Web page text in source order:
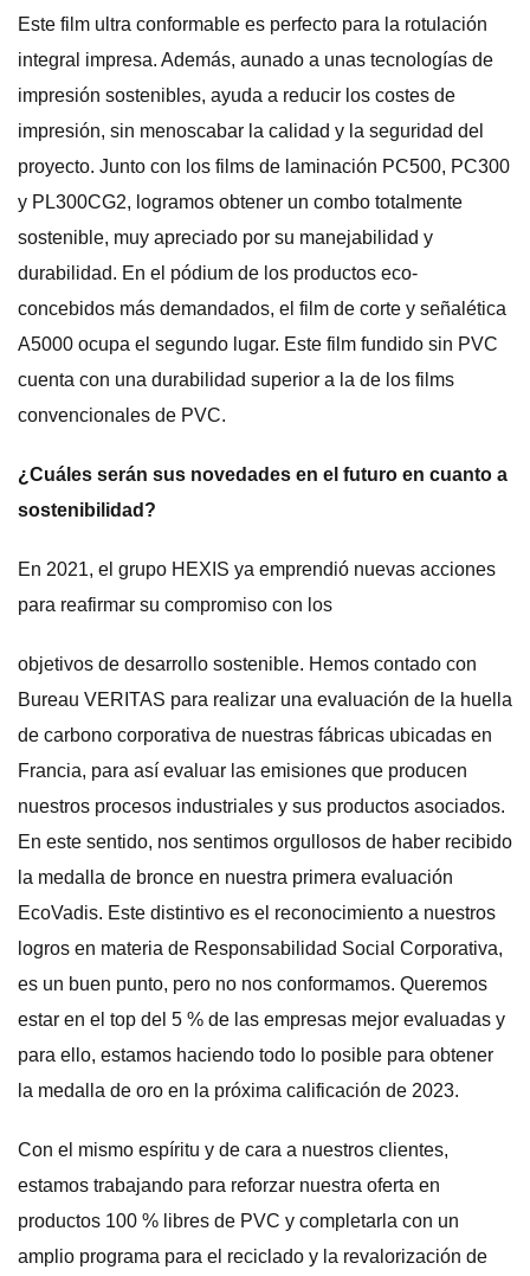
Este film ultra conformable es perfecto para la rotulación
integral impresa. Además, aunado a unas tecnologías de
impresión sostenibles, ayuda a reducir los costes de
impresión, sin menoscabar la calidad y la seguridad del
proyecto. Junto con los films de laminación PC500, PC300
y PL300CG2, logramos obtener un combo totalmente
sostenible, muy apreciado por su manejabilidad y
durabilidad. En el pódium de los productos eco-
concebidos más demandados, el film de corte y señalética
A5000 ocupa el segundo lugar. Este film fundido sin PVC
cuenta con una durabilidad superior a la de los films
convencionales de PVC.
¿Cuáles serán sus novedades en el futuro en cuanto a
sostenibilidad?
En 2021, el grupo HEXIS ya emprendió nuevas acciones
para reafirmar su compromiso con los
objetivos de desarrollo sostenible. Hemos contado con
Bureau VERITAS para realizar una evaluación de la huella
de carbono corporativa de nuestras fábricas ubicadas en
Francia, para así evaluar las emisiones que producen
nuestros procesos industriales y sus productos asociados.
En este sentido, nos sentimos orgullosos de haber recibido
la medalla de bronce en nuestra primera evaluación
EcoVadis. Este distintivo es el reconocimiento a nuestros
logros en materia de Responsabilidad Social Corporativa,
es un buen punto, pero no nos conformamos. Queremos
estar en el top del 5 % de las empresas mejor evaluadas y
para ello, estamos haciendo todo lo posible para obtener
la medalla de oro en la próxima calificación de 2023.
Con el mismo espíritu y de cara a nuestros clientes,
estamos trabajando para reforzar nuestra oferta en
productos 100 % libres de PVC y completarla con un
amplio programa para el reciclado y la revalorización de